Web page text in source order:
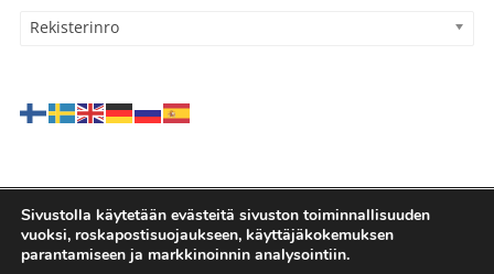
Rekisterinro
Kaikki oikeudet pidätetään - Kauppilan autohajottamo Oy |
Sivustolla käytetään evästeitä sivuston toiminnallisuuden
vuoksi, roskapostisuojaukseen, käyttäjäkokemuksen
parantamiseen ja markkinoinnin analysointiin.